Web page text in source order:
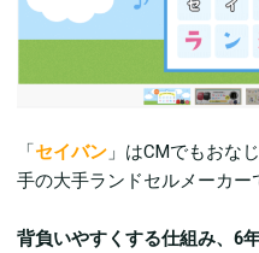
「セイバン 」はCMでもおな
手の大手ランドセルメーカー
背負いやすくする仕組み、6